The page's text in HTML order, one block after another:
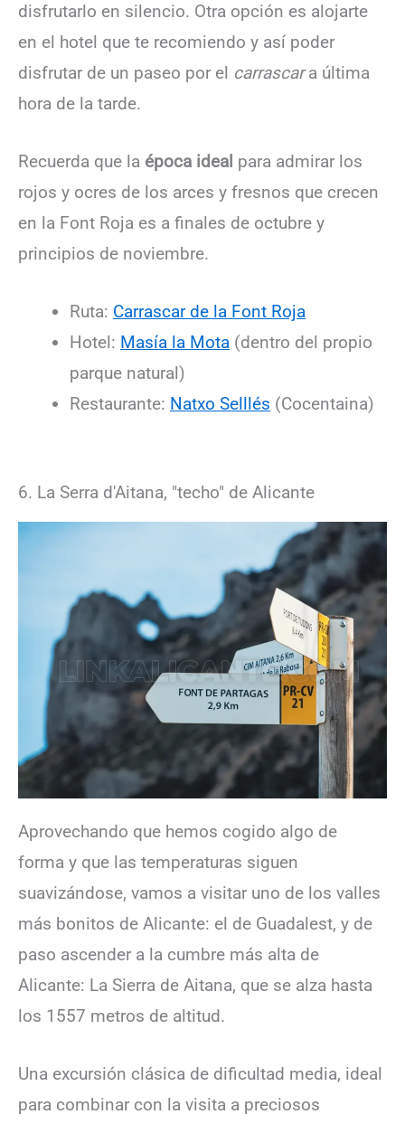
disfrutarlo en silencio. Otra opción es alojarte
en el hotel que te recomiendo y así poder
disfrutar de un paseo por el carrascara última
hora de la tarde.
Recuerda que la época ideal para admirar los
rojos y ocres de los arces y fresnos que crecen
en la Font Roja es a finales de octubre y
principios de noviembre.
Ruta: Carrascar de la Font Roja
Hotel: Masía la Mota (dentro del propio
parque natural)
Restaurante: Natxo Selllés (Cocentaina)
6. La Serra d'Aitana, "techo" de Alicante
Aprovechando que hemos cogido algo de
forma y que las temperaturas siguen
suavizándose, vamos a visitar uno de los valles
más bonitos de Alicante: el de Guadalest, y de
paso ascender a la cumbre más alta de
Alicante: La Sierra de Aitana, que se alza hasta
los 1557 metros de altitud.
Una excursión clásica de dificultad media, ideal
para combinar con la visita a preciosos